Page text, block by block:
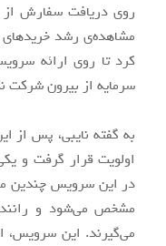
روی دریافت سفارش از
مشاهده‌ی رشد خریدهای
سرمایه از بیرون شرکت
به گفته نایبی، پس از
اولویت قرار گرفت و
در این سرویس چندین
مشخص می‌شود و
می‌گیرند. این سرویس،